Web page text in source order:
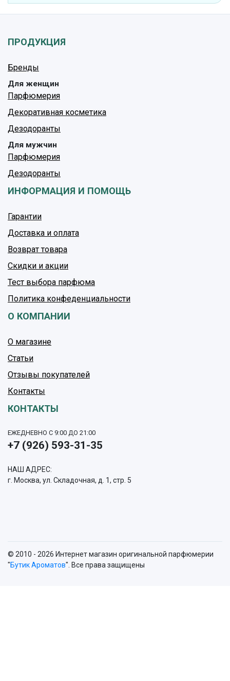
ПРОДУКЦИЯ
Бренды
Для женщин
Парфюмерия
Декоративная косметика
Дезодоранты
Для мужчин
Парфюмерия
Дезодоранты
ИНФОРМАЦИЯ И ПОМОЩЬ
Гарантии
Доставка и оплата
Возврат товара
Скидки и акции
Тест выбора парфюма
Политика конфеденциальности
О КОМПАНИИ
О магазине
Статьи
Отзывы покупателей
Контакты
КОНТАКТЫ
ЕЖЕДНЕВНО С 9:00 ДО 21:00
+7 (926) 593-31-35
НАШ АДРЕС:
г. Москва, ул. Складочная, д. 1, стр. 5
© 2010 - 2026 Интернет магазин оригинальной парфюмерии
"Бутик Ароматов". Все права защищены